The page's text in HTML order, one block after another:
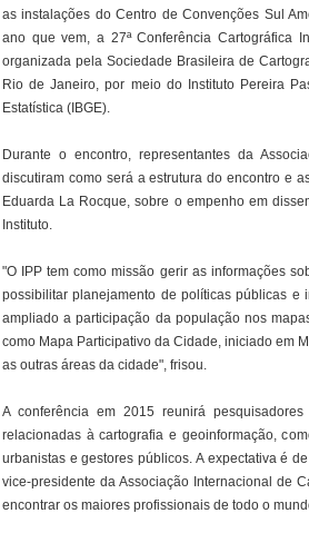
as instalações do Centro de Convenções Sul
ano que vem, a 27ª Conferência Cartográfica
organizada pela Sociedade Brasileira de
Rio de Janeiro, por meio do Instituto Pereira
Estatística (IBGE).
Durante o encontro, representantes da
discutiram como será a estrutura do encontro e
Eduarda La Rocque, sobre o empenho em
Instituto.
"O IPP tem como missão gerir as informações
possibilitar planejamento de políticas públicas e
ampliado a participação da população nos
como Mapa Participativo da Cidade, iniciado em
as outras áreas da cidade", frisou.
A conferência em 2015 reunirá
relacionadas à cartografia e geoinformação,
urbanistas e gestores públicos. A expectativa é
vice-presidente da Associação Internacional de
encontrar os maiores profissionais de todo o